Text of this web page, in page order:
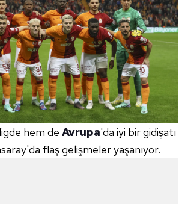
hem de Avrupa'da iyi bir gidişatı
flaş gelişmeler yaşanıyor.